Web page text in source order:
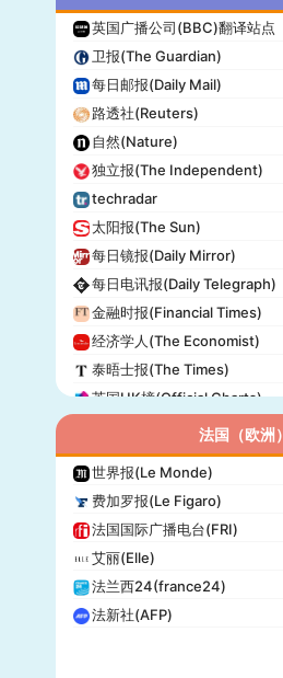
英国广播公司(BBC)翻译站点
卫报(The Guardian)
每日邮报(Daily Mail)
路透社(Reuters)
自然(Nature)
独立报(The Independent)
techradar
太阳报(The Sun)
每日镜报(Daily Mirror)
每日电讯报(Daily Telegraph)
金融时报(Financial Times)
经济学人(The Economist)
泰晤士报(The Times)
英国UK榜(Official Charts)
法国（欧洲）
世界报(Le Monde)
费加罗报(Le Figaro)
法国国际广播电台(FRI)
艾丽(Elle)
法兰西24(france24)
法新社(AFP)